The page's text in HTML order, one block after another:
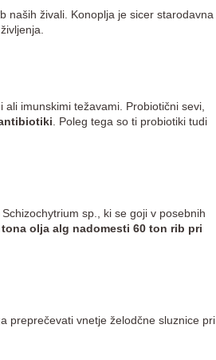
naših živali. Konoplja je sicer starodavna
imunskimi težavami. Probiotični sevi,
. Poleg tega so ti probiotiki tudi
sp., ki se goji v posebnih
tona olja alg nadomesti 60 ton rib pri
preprečevati vnetje želodčne sluznice pri